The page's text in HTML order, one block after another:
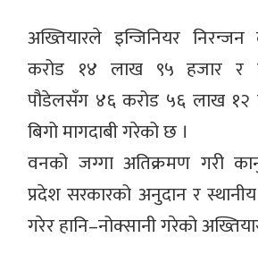
अख्तियारले इन्जिनियर
करोड १४ लाख ९५ हजार र
पौडेलसँग ४६ करोड ५६ लाख १२
बिगो मागदाबी गरेको छ ।
वनको जग्गा अतिक्रमण गरी
प्रदेश सरकारको अनुदान र
गरेर हानि–नोक्सानी गरेको